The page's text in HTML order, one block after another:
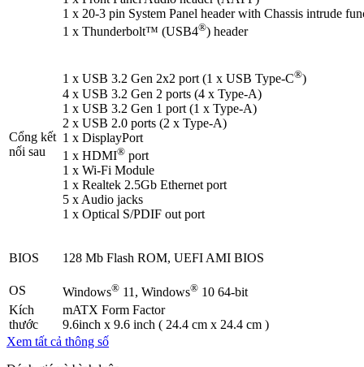
1 x 20-3 pin System Panel header with Chassis intrude
1 x Thunderbolt™ (USB4®) header
Cổng kết
nối sau
1 x USB 3.2 Gen 2x2 port (1 x USB Type-C®)
4 x USB 3.2 Gen 2 ports (4 x Type-A)
1 x USB 3.2 Gen 1 port (1 x Type-A)
2 x USB 2.0 ports (2 x Type-A)
1 x DisplayPort
1 x HDMI® port
1 x Wi-Fi Module
1 x Realtek 2.5Gb Ethernet port
5 x Audio jacks
1 x Optical S/PDIF out port
BIOS 128 Mb Flash ROM, UEFI AMI BIOS
OS Windows® 11, Windows® 10 64-bit
Kích
thước
mATX Form Factor
9.6inch x 9.6 inch ( 24.4 cm x 24.4 cm )
Xem tất cả thông số